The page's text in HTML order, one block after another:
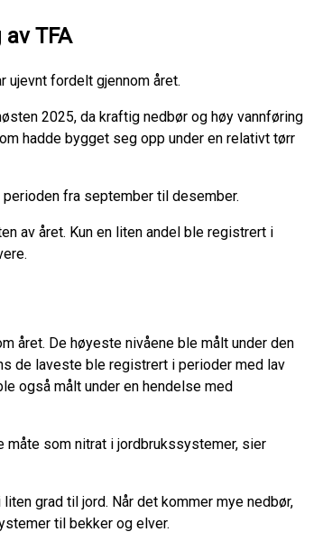
TFA
ujevnt fordelt gjennom året.
2025, da kraftig nedbør og høy vannføring
hadde bygget seg opp under en relativt tørr
fra september til desember.
av året. Kun en liten andel ble registrert i
året. De høyeste nivåene ble målt under den
de laveste ble registrert i perioder med lav
også målt under en hendelse med
måte som nitrat i jordbrukssystemer, sier
grad til jord. Når det kommer mye nedbør,
til bekker og elver.